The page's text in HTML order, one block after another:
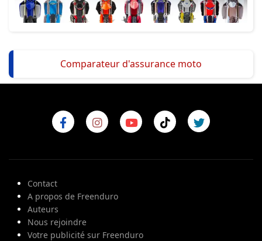
Comparateur d'assurance moto
Contact
A propos de Freenduro
Auteurs
Nous rejoindre
Votre publicité sur Freenduro